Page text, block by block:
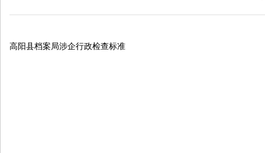
高阳县档案局涉企行政检查标准